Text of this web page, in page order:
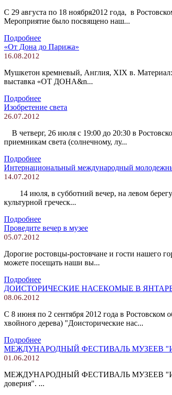
С 29 августа по 18 ноября2012 года, в
Мероприятие было посвящено наш...
Подробнее
«‎От Дона до Парижа»
16.08.2012
Мушкетон кремневый, Англия, XIX в. Материал:
выставка «ОТ ДОНА&n...
Подробнее
Изобретение света
26.07.2012
В четверг, 26 июля с 19:00 до 20:30 в
приемникам света (солнечному, лу...
Подробнее
Интернациональный международный
14.07.2012
14 июля, в субботний вечер, на левом берегу
культурной греческ...
Подробнее
Проведите вечер в музее
05.07.2012
Дорогие ростовцы-ростовчане и гости нашего
можете посещать наши вы...
Подробнее
ДОИСТОРИЧЕСКИЕ НАСЕКОМЫЕ В
08.06.2012
С 8 июня по 2 сентября 2012 года в Ростовском
хвойного дерева) "Доисторические нас...
Подробнее
МЕЖДУНАРОДНЫЙ ФЕСТИВАЛЬ МУЗЕЕВ
01.06.2012
МЕЖДУНАРОДНЫЙ ФЕСТИВАЛЬ МУЗЕЕВ
доверия". ...